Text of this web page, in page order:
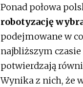
Ponad połowa
robotyzację
podejmowane w
najbliższym
potwierdzają
Wynika z nich, że